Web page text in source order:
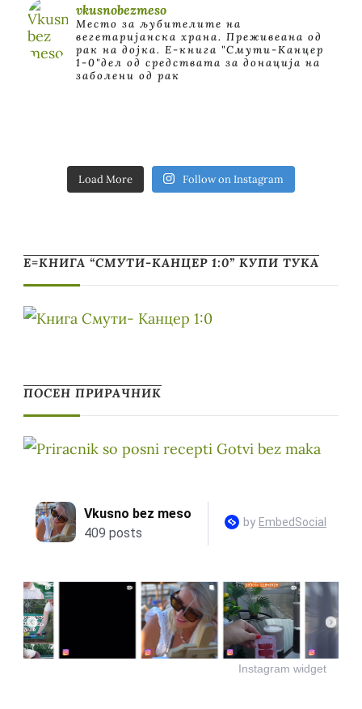
vkusnobezmeso
Место за љубителите на
вегетаријанска храна. Преживеана од
рак на дојка. E-книга "Смути-Канцер
1-0"дел од средствата за донација на
заболени од рак
Load More Follow on Instagram
Е=КНИГА “СМУТИ-КАНЦЕР 1:0” КУПИ ТУКА
ПОСЕН ПРИРАЧНИК
Instagram widget